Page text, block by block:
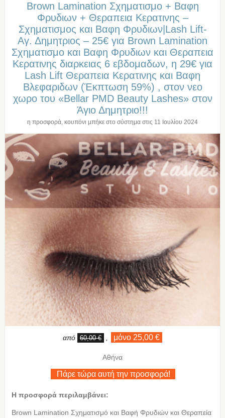
Brown Lamination Σχηματισμο + Βαφη
Φρυδιων + Θεραπεια Κερατινης –
Σχηματισμος και Βαφη Φρυδιων|Lash Lift-
Αγ. Δημητριος – 25€ για Brown Lamination
Σχηματισμο και Βαφη Φρυδιων και Θεραπεια
Κερατινης διαρκειας 6 εβδομαδων, η 29€ για
Lash Lift Θεραπεια Κερατινης και Βαφη
Βλεφαριδων (Έκπτωση 59%) , στον νεο
χωρο του «Bellar PMD Beauty Lashes» στον
Άγιο Δημητριο!!!
η προσφορά, κουπόνι μπήκε στο σύστημα στις 11 Ιουλίου 2024
από 60,00 € μόνο 25,00 €
Αθήνα
Πάρε τώρα αυτή την προσφορά!
Η προσφορά περιλαμβάνει:
Brown Lamination Σχηματισμό και Βαφή Φρυδιών και Θεραπεία